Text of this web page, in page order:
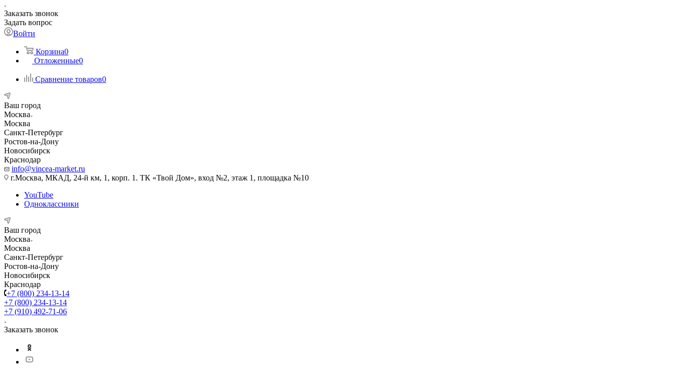
Заказать звонок
Задать вопрос
Войти
Корзина0
Отложенные0
Сравнение товаров0
Ваш город
Москва
Москва
Санкт-Петербург
Ростов-на-Дону
Новосибирск
Краснодар
info@vincea-market.ru
г.Москва, МКАД, 24-й км, 1, корп. 1. ТК «Твой Дом», вход №2, этаж 1, площадка №10
YouTube
Одноклассники
Ваш город
Москва
Москва
Санкт-Петербург
Ростов-на-Дону
Новосибирск
Краснодар
+7 (800) 234-13-14
+7 (800) 234-13-14
+7 (910) 492-71-06
Заказать звонок